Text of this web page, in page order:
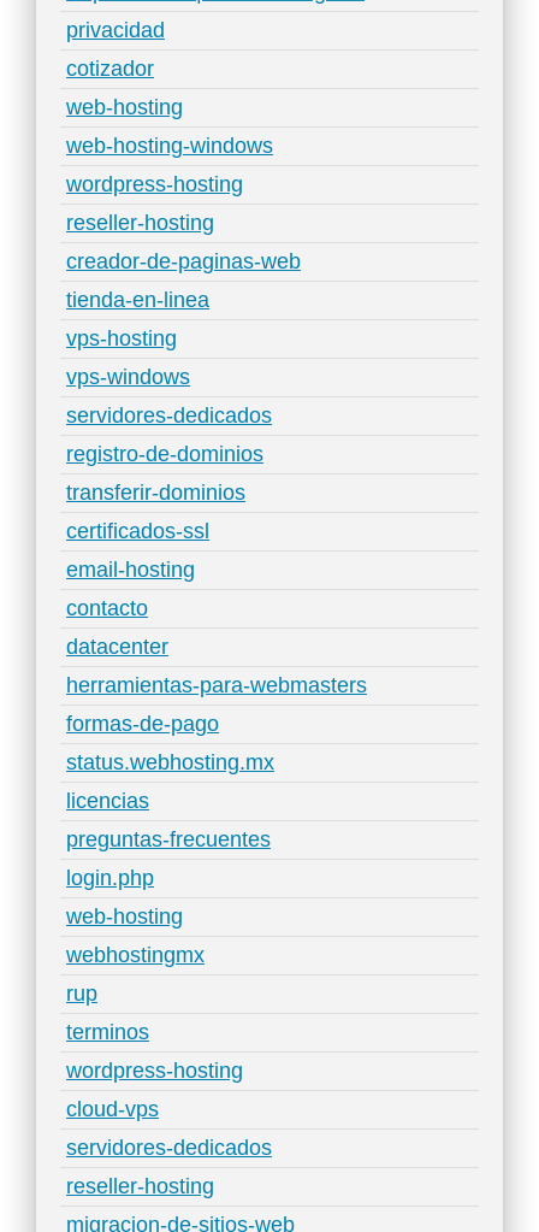
privacidad
cotizador
web-hosting
web-hosting-windows
wordpress-hosting
reseller-hosting
creador-de-paginas-web
tienda-en-linea
vps-hosting
vps-windows
servidores-dedicados
registro-de-dominios
transferir-dominios
certificados-ssl
email-hosting
contacto
datacenter
herramientas-para-webmasters
formas-de-pago
status.webhosting.mx
licencias
preguntas-frecuentes
login.php
web-hosting
webhostingmx
rup
terminos
wordpress-hosting
cloud-vps
servidores-dedicados
reseller-hosting
migracion-de-sitios-web